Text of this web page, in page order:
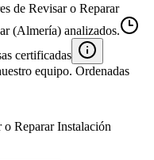
de Revisar o Reparar
(Almería) analizados.
certificadas
equipo. Ordenadas
o Reparar Instalación